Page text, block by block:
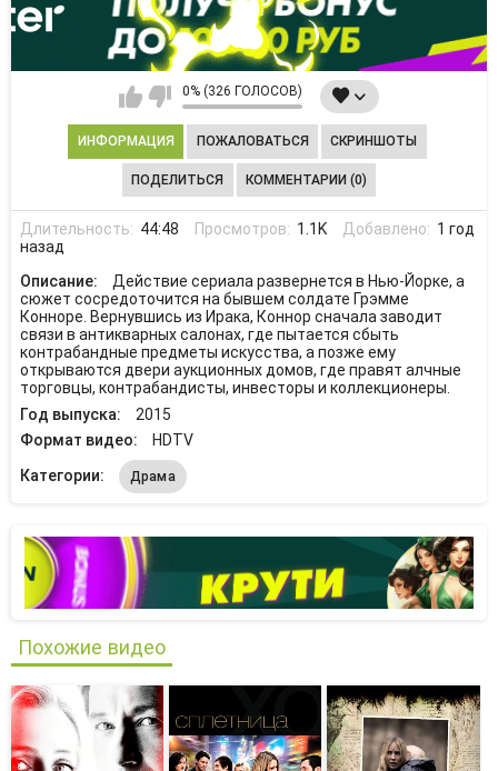
0% (326 ГОЛОСОВ)
ИНФОРМАЦИЯ ПОЖАЛОВАТЬСЯ СКРИНШОТЫ
ПОДЕЛИТЬСЯ КОММЕНТАРИИ (0)
Длительность: 44:48 Просмотров: 1.1K Добавлено: 1 год
назад
Описание:
Действие сериала развернется в Нью-Йорке, а
сюжет сосредоточится на бывшем солдате Грэмме
Конноре. Вернувшись из Ирака, Коннор сначала заводит
связи в антикварных салонах, где пытается сбыть
контрабандные предметы искусства, а позже ему
открываются двери аукционных домов, где правят алчные
торговцы, контрабандисты, инвесторы и коллекционеры.
Год выпуска:
2015
Формат видео:
HDTV
Категории:
Драма
Похожие видео